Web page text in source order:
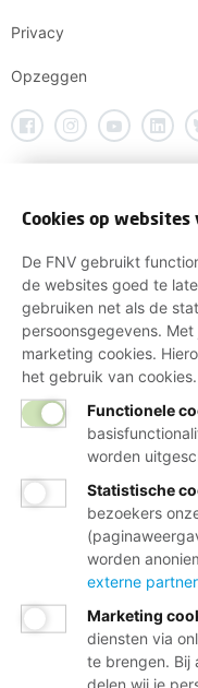
Privacy
Opzeggen
Cookies op websites
De FNV gebruikt
de websites goed te
gebruiken net als de
persoonsgegevens.
marketing cookies.
het gebruik van cookies.
Functionele
worden
Statistische
bezoekers
worden
externe
Marketing
diensten via
te brengen. Bij
delen wij je